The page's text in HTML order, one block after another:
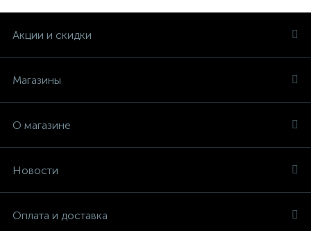
Акции и скидки
Магазины
О магазине
Новости
Оплата и доставка